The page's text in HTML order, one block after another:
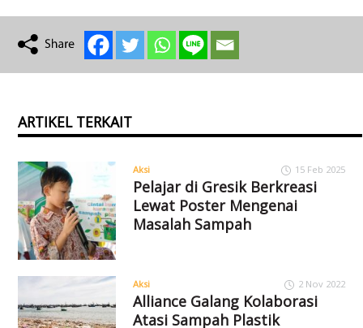
ARTIKEL TERKAIT
Aksi 15 Feb 2025
Pelajar di Gresik Berkreasi
Lewat Poster Mengenai
Masalah Sampah
Aksi 2 Nov 2022
Alliance Galang Kolaborasi
Atasi Sampah Plastik